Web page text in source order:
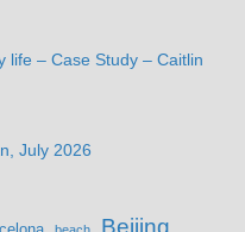
life – Case Study – Caitlin
July 2026
Beijing